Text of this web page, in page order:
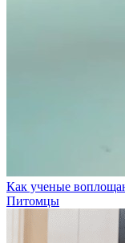
Как ученые
Питомцы